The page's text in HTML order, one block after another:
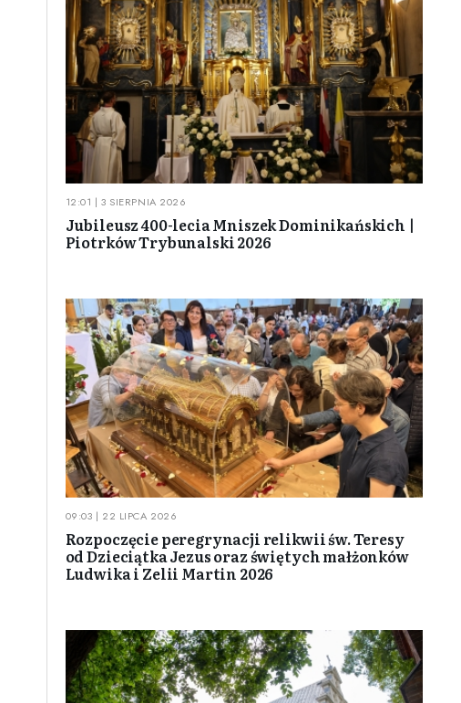
12:01 | 3 SIERPNIA 2026
Jubileusz 400-lecia Mniszek Dominikańskich |
Piotrków Trybunalski 2026
09:03 | 22 LIPCA 2026
Rozpoczęcie peregrynacji relikwii św. Teresy
od Dzieciątka Jezus oraz świętych małżonków
Ludwika i Zelii Martin 2026